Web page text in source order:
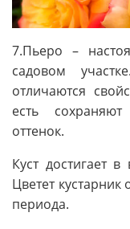
7.Пьеро –
садовом
отличаются
есть
оттенок.
Куст достигает
Цветет кустарник
периода.